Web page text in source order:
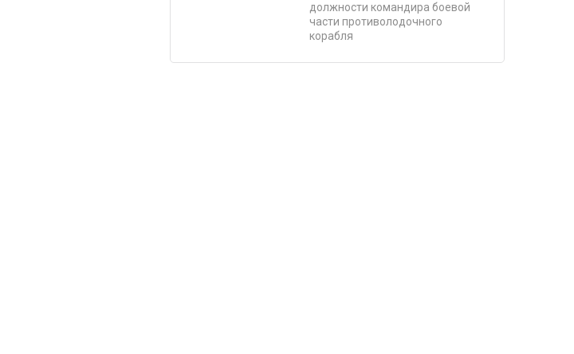
должности командира боевой
части противолодочного
корабля